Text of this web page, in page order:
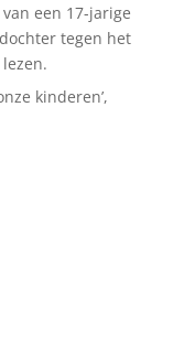
een 17-jarige
tegen het
kinderen’,